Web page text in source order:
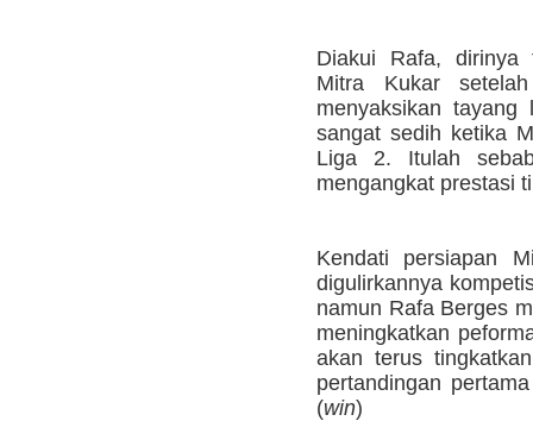
Diakui Rafa, dirinya
Mitra Kukar
menyaksikan tayang
sangat sedih ketika
Liga 2. Itulah
mengangkat prestasi
Kendati persiapan
digulirkannya
namun Rafa Berges
meningkatkan
akan terus
pertandingan
(win)